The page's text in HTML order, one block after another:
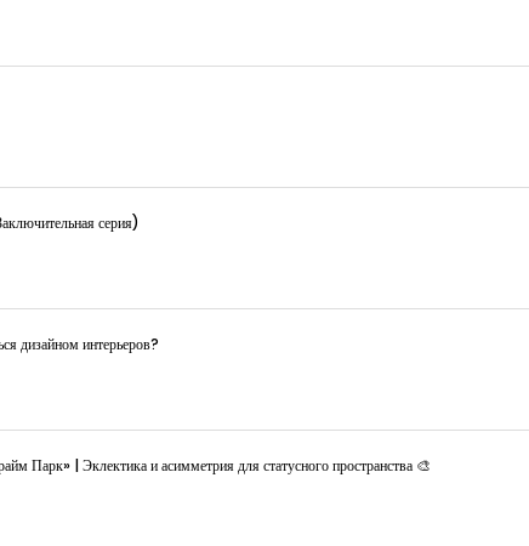
серия)
дизайном интерьеров?
Парк» | Эклектика и асимметрия для статусного пространства 🎨